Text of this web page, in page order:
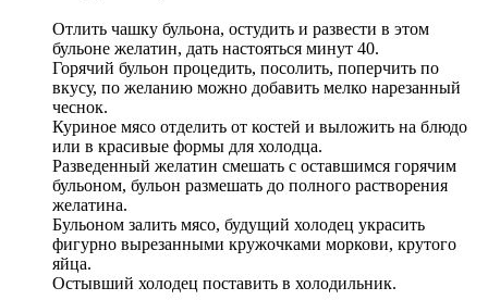
Отлить чашку бульона, остудить и развести в этом
бульоне желатин, дать настояться минут 40.
Горячий бульон процедить, посолить, поперчить по
вкусу, по желанию можно добавить мелко нарезанный
чеснок.
Куриное мясо отделить от костей и выложить на блюдо
или в красивые формы для холодца.
Разведенный желатин смешать с оставшимся горячим
бульоном, бульон размешать до полного растворения
желатина.
Бульоном залить мясо, будущий холодец украсить
фигурно вырезанными кружочками моркови, крутого
яйца.
Остывший холодец поставить в холодильник.